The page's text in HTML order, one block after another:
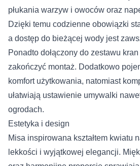
płukania warzyw i owoców oraz
Dzięki temu codzienne obowiązki
a dostęp do bieżącej wody jest
Ponadto dołączony do zestawu
zakończyć montaż. Dodatkowo
komfort użytkowania, natomiast
ułatwiają ustawienie umywalki
ogrodach.
Estetyka i design
Misa inspirowana kształtem kwiatu
lekkości i wyjątkowej elegancji.